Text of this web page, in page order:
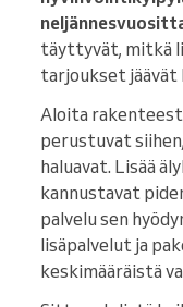
täyttyvät, mitkä
tarjoukset
Aloita
perustuvat
haluavat. Lisää
kannustavat
palvelu sen
lisäpalvelut ja
keskimääräistä